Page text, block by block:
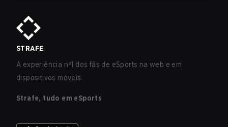
STRAFE
A experiência nº1 dos fãs de eSports na web e em
dispositivos móveis.
Strafe, tudo em eSports